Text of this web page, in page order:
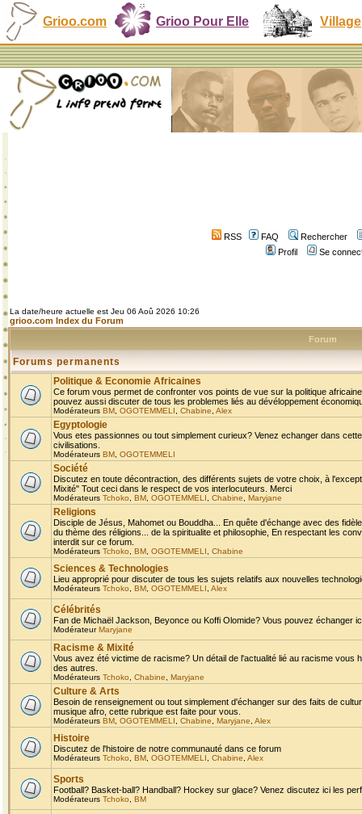
Grioo.com Grioo Pour Elle Village
RSS FAQ
Rechercher
Profil
Se
La date/heure actuelle est Jeu 06 Aoû 2026 10:26
grioo.com Index du Forum
Forum
Forums permanents
Politique & Economie Africaines
Ce forum vous permet de confronter vos points de vue sur la politique
pouvez aussi discuter de tous les problemes liés au dévéloppement
Modérateurs BM OGOTEMMELI Chabine Alex
Egyptologie
Vous etes passionnes ou tout simplement curieux? Venez echanger dans
civilisations.
Modérateurs BM OGOTEMMELI
Société
Discutez en toute décontraction, des différents sujets de votre choix, à
Mixité" Tout ceci dans le respect de vos interlocuteurs. Merci
Modérateurs Tchoko BM OGOTEMMELI Chabine Maryjane
Religions
Disciple de Jésus, Mahomet ou Bouddha... En quête d'échange avec des
du thème des réligions... de la spiritualite et philosophie, En respectant les
interdit sur ce forum.
Modérateurs Tchoko BM OGOTEMMELI Chabine
Sciences & Technologies
Lieu approprié pour discuter de tous les sujets relatifs aux nouvelles
Modérateurs Tchoko BM OGOTEMMELI Alex
Célébrités
Fan de Michaël Jackson, Beyonce ou Koffi Olomide? Vous pouvez échanger
ModérateurMaryjane
Racisme & Mixité
Vous avez été victime de racisme? Un détail de l'actualité lié au racisme
des autres.
Modérateurs Tchoko Chabine Maryjane
Culture & Arts
Besoin de renseignement ou tout simplement d'échanger sur des faits de
musique afro, cette rubrique est faite pour vous.
Modérateurs BM OGOTEMMELI Chabine Maryjane Alex
Histoire
Discutez de l'histoire de notre communauté dans ce forum
Modérateurs Tchoko BM OGOTEMMELI Chabine Alex
Sports
Football? Basket-ball? Handball? Hockey sur glace? Venez discutez ici les
Modérateurs Tchoko BM